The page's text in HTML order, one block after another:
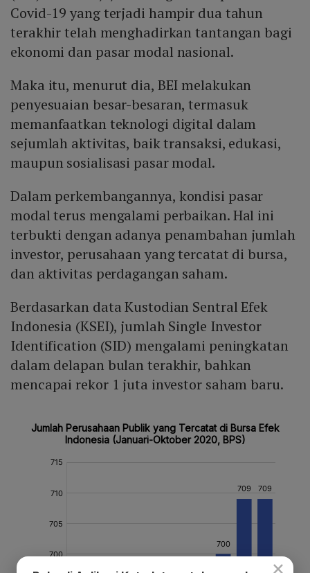
Covid-19 yang terjadi hampir dua tahun
terakhir telah menghadirkan tantangan bagi
ekonomi dan pasar modal nasional.
Maka itu, menurut dia, BEI melakukan
penyesuaian besar-besaran, termasuk
memanfaatkan teknologi digital dalam
sejumlah aktivitas, baik transaksi, edukasi,
maupun sosialisasi pasar modal.
Dalam perkembangannya, kondisi pasar
modal terus mengalami perbaikan. Hal ini
terbukti dengan adanya penambahan jumlah
investor, perusahaan yang tercatat di bursa,
dan aktivitas perdagangan saham.
Berdasarkan data Kustodian Sentral Efek
Indonesia (KSEI), jumlah Single Investor
Identification (SID) mengalami peningkatan
dalam delapan bulan terakhir, bahkan
mencapai rekor 1 juta investor saham baru.
×